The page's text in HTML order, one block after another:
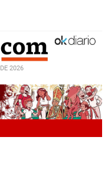
2026